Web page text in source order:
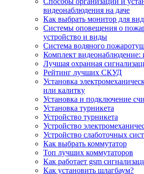
видеонаблюдения на даче
Как выбрать монитор для
Системы оповещения о
устройство и виды
Система водяного
Комплект видеонаблюдение:
Лучшая охранная
Рейтинг лучших СКУД
Установка
или калитку
Установка и подключение
Установка турникета
Устройство турникета
Устройство
Устройство слаботочных
Как выбрать коммутатор
Топ лучших коммутаторов
Как работает gsm
Как установить шлагбаум?